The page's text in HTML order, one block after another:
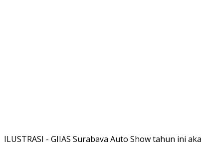
ILUSTRASI - GIIAS Surabaya Auto Show tahun ini